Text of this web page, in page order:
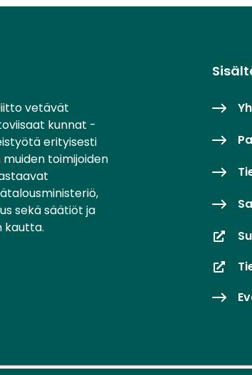
vetävät
kunnat -
erityisesti
toimijoiden
sekä säätiöt ja
kautta.